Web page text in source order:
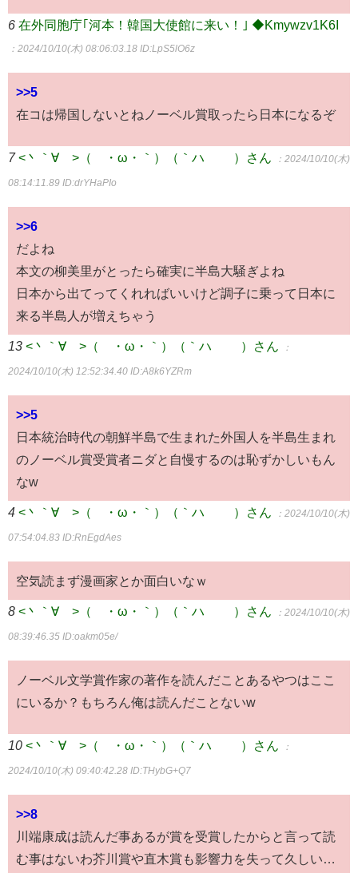
6 在外同胞庁｢河本！韓国大使館に来い！｣ ◆Kmywzv1K6I
：2024/10/10(木) 08:06:03.18 ID:LpS5lO6z
>>5
在コは帰国しないとねノーベル賞取ったら日本になるぞ
7 <丶｀∀´>（´・ω・｀）（｀ハ´ ）さん ：2024/10/10(木)
08:14:11.89 ID:drYHaPIo
>>6
だよね
本文の柳美里がとったら確実に半島大騒ぎよね
日本から出てってくれればいいけど調子に乗って日本に
来る半島人が増えちゃう
13 <丶｀∀´>（´・ω・｀）（｀ハ´ ）さん ：
2024/10/10(木) 12:52:34.40 ID:A8k6YZRm
>>5
日本統治時代の朝鮮半島で生まれた外国人を半島生まれ
のノーベル賞受賞者ニダと自慢するのは恥ずかしいもん
なw
4 <丶｀∀´>（´・ω・｀）（｀ハ´ ）さん ：2024/10/10(木)
07:54:04.83 ID:RnEgdAes
空気読まず漫画家とか面白いなｗ
8 <丶｀∀´>（´・ω・｀）（｀ハ´ ）さん ：2024/10/10(木)
08:39:46.35 ID:oakm05e/
ノーベル文学賞作家の著作を読んだことあるやつはここ
にいるか？もちろん俺は読んだことないw
10 <丶｀∀´>（´・ω・｀）（｀ハ´ ）さん ：
2024/10/10(木) 09:40:42.28 ID:THybG+Q7
>>8
川端康成は読んだ事あるが賞を受賞したからと言って読
む事はないわ芥川賞や直木賞も影響力を失って久しい…